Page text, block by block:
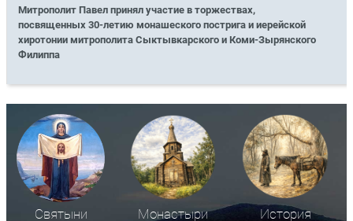
Митрополит Павел принял участие в торжествах,
посвященных 30-летию монашеского пострига и иерейской
хиротонии митрополита Сыктывкарского и Коми-Зырянского
Филиппа
Святыни Монастыри История